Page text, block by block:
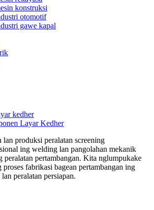
konstruksi
otomotif
gawe kapal
kedher
Layar Kedher
produksi peralatan screening
ing welding lan pangolahan mekanik
peralatan pertambangan. Kita nglumpukake
proses fabrikasi bagean pertambangan ing
peralatan persiapan.